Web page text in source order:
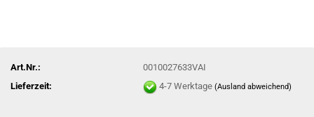
Art.Nr.:
0010027633VAI
Lieferzeit:
4-7 Werktage(Ausland abweichend)